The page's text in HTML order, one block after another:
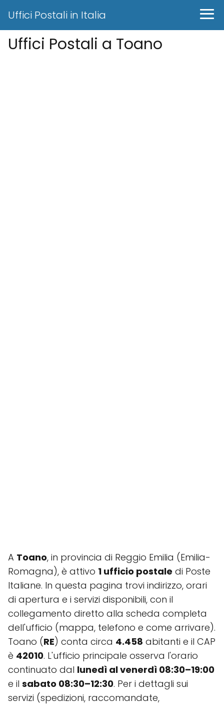
Uffici Postali in Italia
Uffici Postali a Toano
A Toano, in provincia di Reggio Emilia (Emilia-
Romagna), è attivo 1 ufficio postale di Poste
Italiane. In questa pagina trovi indirizzo, orari
di apertura e i servizi disponibili, con il
collegamento diretto alla scheda completa
dell'ufficio (mappa, telefono e come arrivare).
Toano (RE) conta circa 4.458 abitanti e il CAP
è 42010. L'ufficio principale osserva l'orario
continuato dal lunedì al venerdì 08:30–19:00
e il sabato 08:30–12:30. Per i dettagli sui
servizi (spedizioni, raccomandate,